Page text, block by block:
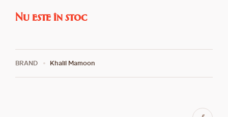
Nu este în stoc
BRAND Khalil Mamoon